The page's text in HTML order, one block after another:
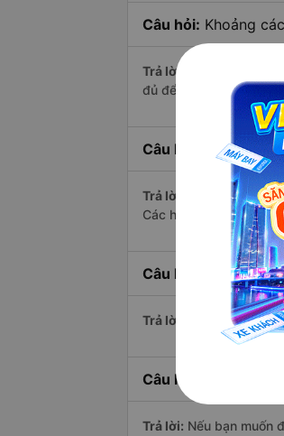
Câu hỏi: Khoảng
Trả lời: Quãng đường
đủ để bạn thư giãn
Câu hỏi: Mỗi ngày
Trả lời: Mỗi ngày có tới
Các hãng nổi bật gồm:
Câu hỏi: Xe
Trả lời: Chuyến
Câu hỏi: Xe
Trả lời: Nếu bạn muốn